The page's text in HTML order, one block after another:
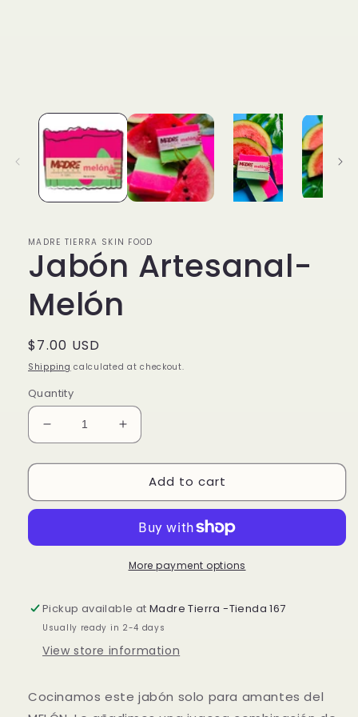
MADRE TIERRA SKIN FOOD
Jabón Artesanal-
Melón
Regular
price
$7.00 USD
Shipping calculated at checkout.
Quantity
Decrease
quantity
for
Artesanal-
Increase
quantity
for
Jabón
Artesanal-
Add to cart
More payment options
Pickup available atMadre Tierra -Tienda 167
Usually ready in 2-4 days
View store information
Cocinamos este jabón solo para amantes del